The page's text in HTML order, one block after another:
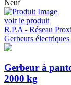
Neuf
voir le produit
R.P.A - Réseau
Gerbeurs
Gerbeur à
2000 kg